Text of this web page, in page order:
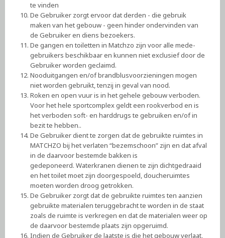
te vinden
De Gebruiker zorgt ervoor dat derden - die gebruik
maken van het gebouw - geen hinder ondervinden van
de Gebruiker en diens bezoekers.
De gangen en toiletten in Matchzo zijn voor alle mede-
gebruikers beschikbaar en kunnen niet exclusief door de
Gebruiker worden geclaimd.
Nooduitgangen en/of brandblusvoorzieningen mogen
niet worden gebruikt, tenzij in geval van nood.
Roken en open vuur is in het gehele gebouw verboden.
Voor het hele sportcomplex geldt een rookverbod en is
het verboden soft- en harddrugs te gebruiken en/of in
bezit te hebben..
De Gebruiker dient te zorgen dat de gebruikte ruimtes in
MATCHZO bij het verlaten “bezemschoon” zijn en dat afval
in de daarvoor bestemde bakken is
gedeponeerd. Waterkranen dienen te zijn dichtgedraaid
en het toilet moet zijn doorgespoeld, doucheruimtes
moeten worden droog getrokken.
De Gebruiker zorgt dat de gebruikte ruimtes ten aanzien
gebruikte materialen teruggebracht te worden in de staat
zoals de ruimte is verkregen en dat de materialen weer op
de daarvoor bestemde plaats zijn opgeruimd.
Indien de Gebruiker de laatste is die het gebouw verlaat,